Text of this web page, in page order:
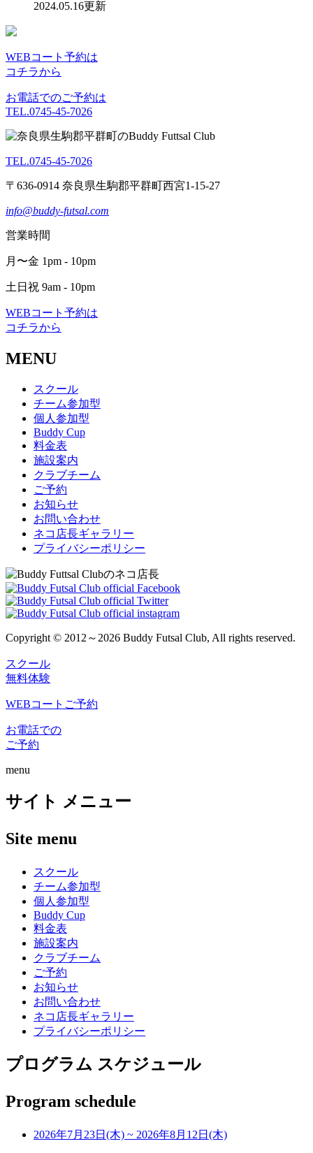
2024.05.16更新
WEBコート予約は
コチラから
お電話でのご予約は
TEL.0745-45-7026
TEL.0745-45-7026
〒636-0914 奈良県生駒郡平群町西宮1-15-27
info@buddy-futsal.com
営業時間
月〜金 1pm - 10pm
土日祝 9am - 10pm
WEBコート予約は
コチラから
MENU
スクール
チーム参加型
個人参加型
Buddy Cup
料金表
施設案内
クラブチーム
ご予約
お知らせ
お問い合わせ
ネコ店長ギャラリー
プライバシーポリシー
Copyright © 2012～2026 Buddy Futsal Club, All rights reserved.
スクール
無料体験
WEBコートご予約
お電話での
ご予約
menu
サイト メニュー
Site menu
スクール
チーム参加型
個人参加型
Buddy Cup
料金表
施設案内
クラブチーム
ご予約
お知らせ
お問い合わせ
ネコ店長ギャラリー
プライバシーポリシー
プログラム スケジュール
Program schedule
2026年7月23日(木) ~ 2026年8月12日(木)